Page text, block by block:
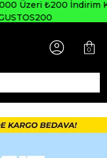
İndirim Kodu:
0